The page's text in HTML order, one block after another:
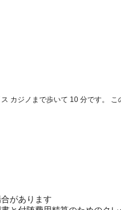
カジノまで歩いて 10 分です。
があります